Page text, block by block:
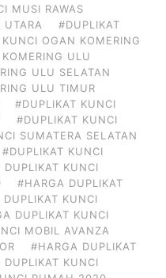
MUSI RAWAS
UTARA
#DUPLIKAT
OGAN KOMERING
ULU
ULU SELATAN
ULU TIMUR
#DUPLIKAT KUNCI
#DUPLIKAT KUNCI
SUMATERA SELATAN
#DUPLIKAT KUNCI
DUPLIKAT KUNCI
#HARGA DUPLIKAT
KUNCI
DUPLIKAT KUNCI
MOBIL AVANZA
#HARGA DUPLIKAT
DUPLIKAT KUNCI